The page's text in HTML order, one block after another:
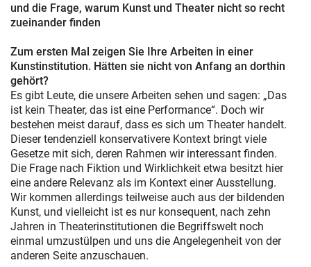
und die Frage, warum Kunst und Theater nicht so recht
zueinander finden
Zum ersten Mal zeigen Sie Ihre Arbeiten in einer
Kunstinstitution. Hätten sie nicht von Anfang an dorthin
gehört?
Es gibt Leute, die unsere Arbeiten sehen und sagen: „Das
ist kein Theater, das ist eine Performance“. Doch wir
bestehen meist darauf, dass es sich um Theater handelt.
Dieser tendenziell konservativere Kontext bringt viele
Gesetze mit sich, deren Rahmen wir interessant finden.
Die Frage nach Fiktion und Wirklichkeit etwa besitzt hier
eine andere Relevanz als im Kontext einer Ausstellung.
Wir kommen allerdings teilweise auch aus der bildenden
Kunst, und vielleicht ist es nur konsequent, nach zehn
Jahren in Theaterinstitutionen die Begriffswelt noch
einmal umzustülpen und uns die Angelegenheit von der
anderen Seite anzuschauen.